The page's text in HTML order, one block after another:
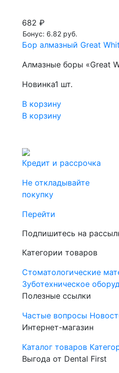
682 ₽
Бонус: 6.82 руб.
Бор алмазный Great
Алмазные боры «Great
Новинка1 шт.
В корзину
В корзину
Кредит и рассрочка
Не откладывайте
покупку
Перейти
Подпишитесь на
Категории товаров
Стоматологические
Зуботехническое
Полезные ссылки
Частые вопросы
Интернет-магазин
Каталог товаров
Выгода от Dental First